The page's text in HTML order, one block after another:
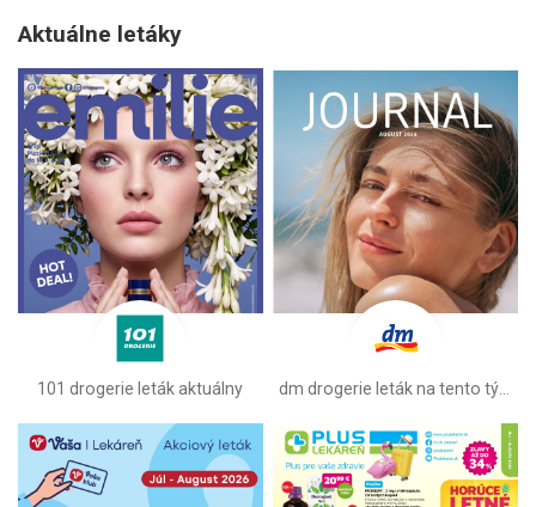
Aktuálne letáky
101 drogerie leták aktuálny